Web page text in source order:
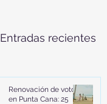
Entradas recientes
Renovación de votos
en Punta Cana: 25